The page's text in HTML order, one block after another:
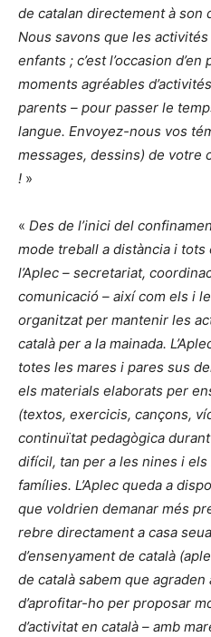
de catalan directement à son
Nous savons que les
enfants ; c’est l’occasion
moments agréables
parents – pour passer le
langue. Envoyez-nous vos
messages, dessins) de votre
! »
« Des de l’inici del
mode treball a distància i
l’Aplec – secretariat,
comunicació – així com els i
organitzat per mantenir les
català per a la mainada.
totes les mares i pares sus
els materials elaborats per
(textos, exercicis, cançons,
continuïtat pedagògica
difícil, tan per a les nines i
famílies. L’Aplec queda a
que voldrien demanar més
rebre directament a casa
d’ensenyament de català (
de català sabem que agraden
d’aprofitar-ho per proposar
d’activitat en català – amb